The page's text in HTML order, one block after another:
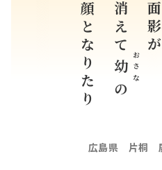
面影が
消えて
幼 おさな
の
顔となりたり